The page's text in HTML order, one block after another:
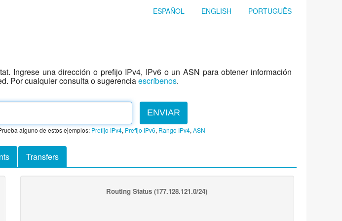
ESPAÑOL ENGLISH PORTUGUÊS
Ingrese una dirección o prefijo IPv4, IPv6 o un ASN para obtener información
Por cualquier consulta o sugerenciaescríbenos.
ENVIAR
alguno de estos ejemplos: Prefijo IPv4, Prefijo IPv6, Rango IPv4, ASN
Transfers
Routing Status(177.128.121.0/24)